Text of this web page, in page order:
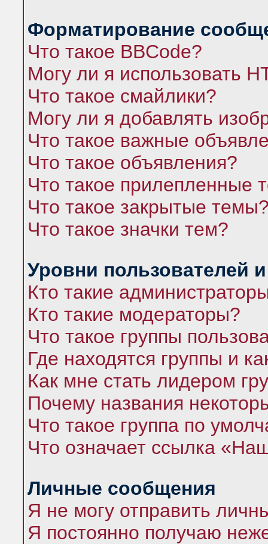
Форматирование
Что такое BBCode?
Могу ли я использовать
Что такое смайлики?
Могу ли я добавлять
Что такое важные
Что такое объявления?
Что такое прилепленные
Что такое закрытые
Что такое значки тем?
Уровни пользователей
Кто такие
Кто такие модераторы?
Что такое группы
Где находятся группы и
Как мне стать лидером
Почему названия
Что такое группа по
Что означает ссылка
Личные сообщения
Я не могу отправить
Я постоянно получаю